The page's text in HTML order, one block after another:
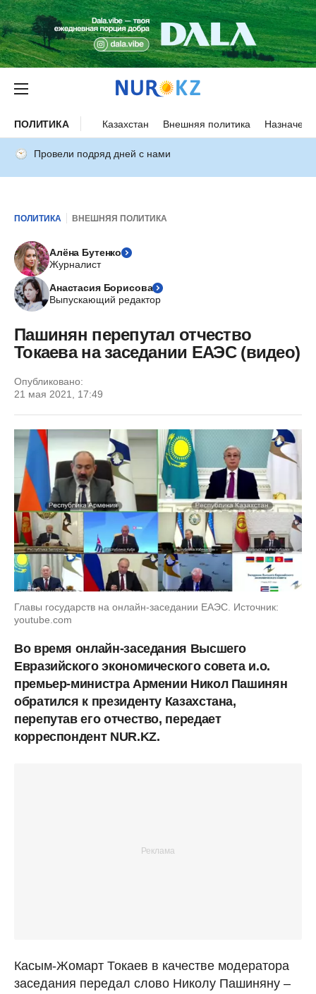
ПОЛИТИКА Казахстан Внешняя политика
Провели подряд дней с нами
ПОЛИТИКА ВНЕШНЯЯ ПОЛИТИКА
Алёна Бутенко
Журналист
Анастасия Борисова
Выпускающий редактор
Пашинян перепутал отчество
Токаева на заседании ЕАЭС (видео)
Опубликовано:
21 мая 2021, 17:49
Главы государств на онлайн-заседании ЕАЭС. Источник:
youtube.com
Во время онлайн-заседания Высшего
Евразийского экономического совета и.о.
премьер-министра Армении Никол Пашинян
обратился к президенту Казахстана,
перепутав его отчество, передает
корреспондент NUR.KZ.
Касым-Жомарт Токаев в качестве модератора
заседания передал слово Николу Пашиняну –